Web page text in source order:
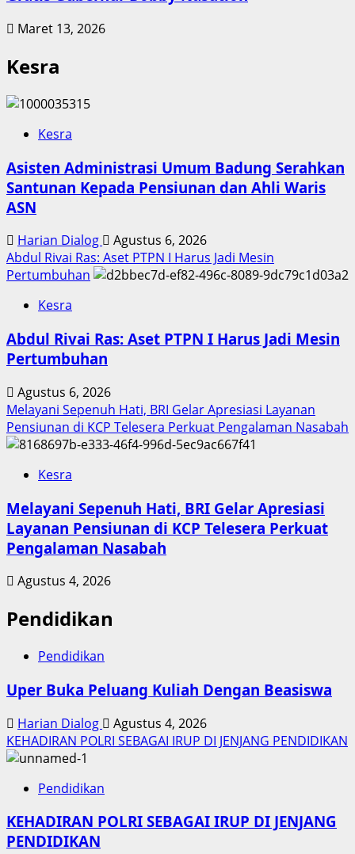
Maret 13, 2026
Kesra
Kesra
Asisten Administrasi Umum Badung Serahkan
Santunan Kepada Pensiunan dan Ahli Waris
ASN
Harian Dialog
Agustus 6, 2026
Abdul Rivai Ras: Aset PTPN I Harus Jadi Mesin
Pertumbuhan
Kesra
Abdul Rivai Ras: Aset PTPN I Harus Jadi Mesin
Pertumbuhan
Agustus 6, 2026
Melayani Sepenuh Hati, BRI Gelar Apresiasi Layanan
Pensiunan di KCP Telesera Perkuat Pengalaman Nasabah
Kesra
Melayani Sepenuh Hati, BRI Gelar Apresiasi
Layanan Pensiunan di KCP Telesera Perkuat
Pengalaman Nasabah
Agustus 4, 2026
Pendidikan
Pendidikan
Uper Buka Peluang Kuliah Dengan Beasiswa
Harian Dialog
Agustus 4, 2026
KEHADIRAN POLRI SEBAGAI IRUP DI JENJANG PENDIDIKAN
Pendidikan
KEHADIRAN POLRI SEBAGAI IRUP DI JENJANG
PENDIDIKAN